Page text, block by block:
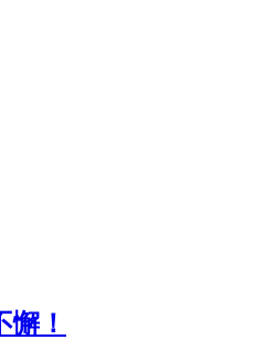
懈！